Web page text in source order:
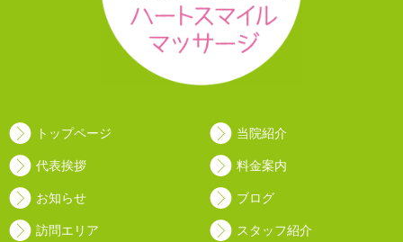
トップページ 当院紹介
代表挨拶 料金案内
お知らせ ブログ
訪問エリア スタッフ紹介